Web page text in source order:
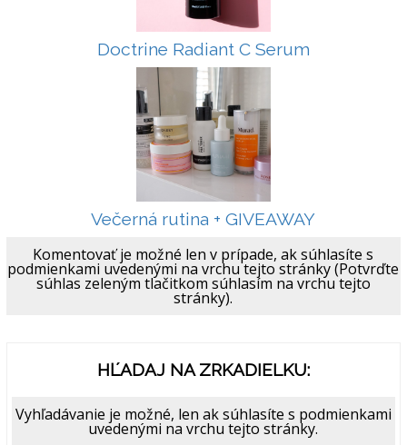
Doctrine Radiant C Serum
Večerná rutina + GIVEAWAY
Komentovať je možné len v prípade, ak súhlasíte s
podmienkami uvedenými na vrchu tejto stránky (Potvrďte
súhlas zeleným tlačitkom súhlasím na vrchu tejto
stránky).
HĽADAJ NA ZRKADIELKU:
Vyhľadávanie je možné, len ak súhlasíte s podmienkami
uvedenými na vrchu tejto stránky.